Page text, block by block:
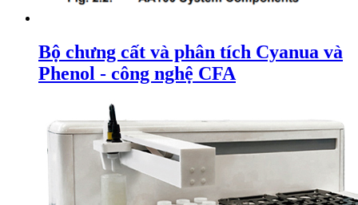
Bộ chưng cất và phân tích Cyanua và
Phenol - công nghệ CFA